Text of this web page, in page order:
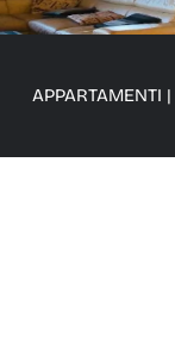
APPARTAMENTI |